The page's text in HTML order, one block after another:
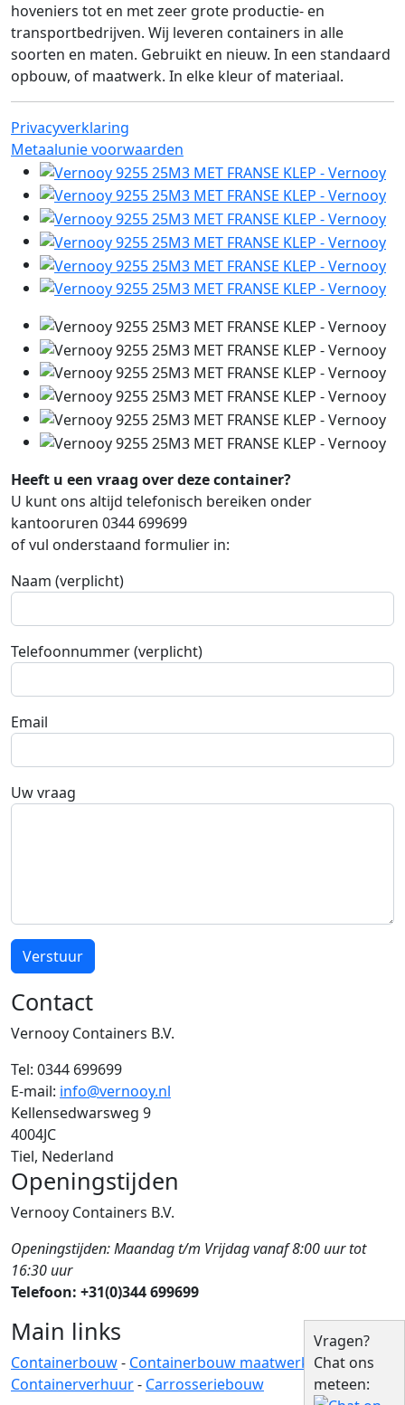
hoveniers tot en met zeer grote productie- en
transportbedrijven. Wij leveren containers in alle
soorten en maten. Gebruikt en nieuw. In een standaard
opbouw, of maatwerk. In elke kleur of materiaal.
Privacyverklaring
Metaalunie voorwaarden
Heeft u een vraag over deze container?
U kunt ons altijd telefonisch bereiken onder
kantooruren 0344 699699
of vul onderstaand formulier in:
Naam (verplicht)
Telefoonnummer (verplicht)
Email
Uw vraag
Verstuur
Vragen?
Chat ons
meteen:
Contact
Vernooy Containers B.V.
Tel: 0344 699699
E-mail: info@vernooy.nl
Kellensedwarsweg 9
4004JC
Tiel, Nederland
Openingstijden
Vernooy Containers B.V.
Openingstijden: Maandag t/m Vrijdag vanaf 8:00 uur tot
16:30 uur
Telefoon: +31(0)344 699699
Main links
Containerbouw- Containerbouw maatwerk -
Containerverhuur- Carrosseriebouw